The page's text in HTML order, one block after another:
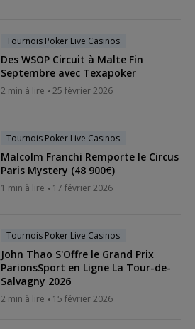
Tournois Poker Live Casinos
Des WSOP Circuit à Malte Fin
Septembre avec Texapoker
2 min à lire 25 février 2026
Tournois Poker Live Casinos
Malcolm Franchi Remporte le Circus
Paris Mystery (48 900€)
1 min à lire 17 février 2026
Tournois Poker Live Casinos
John Thao S'Offre le Grand Prix
ParionsSport en Ligne La Tour-de-
Salvagny 2026
2 min à lire 15 février 2026